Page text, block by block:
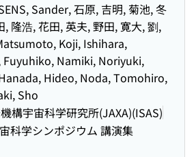
Sander, 石原, 吉明, 菊池, 冬
, 隆浩, 花田, 英夫, 野田, 寛大, 劉,
Koji, Ishihara,
Fuyuhiko, Namiki, Noriyuki,
Hideo, Noda, Tomohiro,
Sho
構宇宙科学研究所(JAXA)(ISAS)
科学シンポジウム 講演集